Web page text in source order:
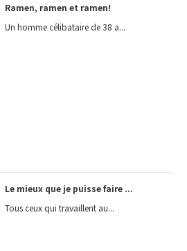
Ramen, ramen et ramen!
Un homme célibataire de 38 a...
Le mieux que je puisse faire ...
Tous ceux qui travaillent au...